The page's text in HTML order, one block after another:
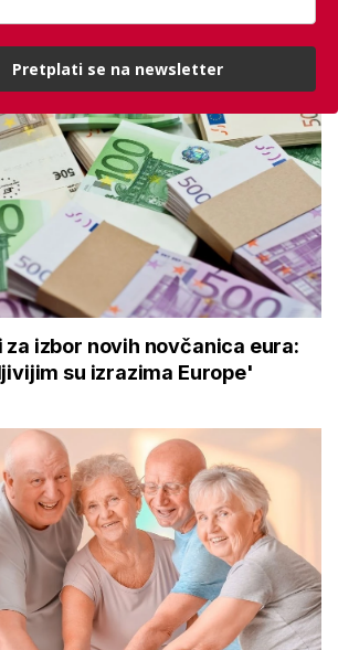
izbor novih novčanica eura:
su izrazima Europe'
Pretplati se na newsletter